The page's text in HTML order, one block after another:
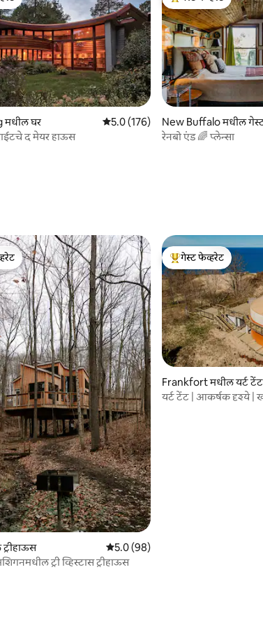
मधील घर 5 पैकी 5.0 सरासरी रेटिंग, 176 रिव्ह्यूज
5.0 (176)
द मेयर हाऊस
टॉप गेस्ट फेव्हरेट
New Buffalo मधील
रेनबो एंड 🌈 प्लेन्सा
रिव्ह्यूज
5 पैकी 5.0 सरासरी रेटिंग, 98 रिव्ह्यूज
5.0 (98)
ट्री व्हिस्टास ट्रीहाऊस
टॉप गेस्ट फेव्हरेट
गेस्ट फेव्हरेट
Frankfort मधील यर्ट टेंट
यर्ट टेंट | आकर्षक दृश्ये |